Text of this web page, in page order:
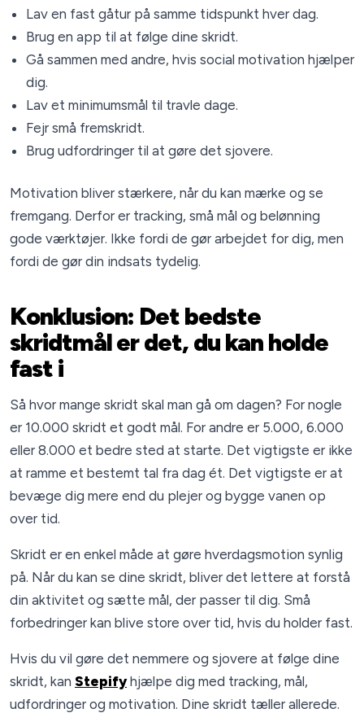
Lav en fast gåtur på samme tidspunkt hver dag.
Brug en app til at følge dine skridt.
Gå sammen med andre, hvis social motivation hjælper
dig.
Lav et minimumsmål til travle dage.
Fejr små fremskridt.
Brug udfordringer til at gøre det sjovere.
Motivation bliver stærkere, når du kan mærke og se
fremgang. Derfor er tracking, små mål og belønning
gode værktøjer. Ikke fordi de gør arbejdet for dig, men
fordi de gør din indsats tydelig.
Konklusion: Det bedste
skridtmål er det, du kan holde
fast i
Så hvor mange skridt skal man gå om dagen? For nogle
er 10.000 skridt et godt mål. For andre er 5.000, 6.000
eller 8.000 et bedre sted at starte. Det vigtigste er ikke
at ramme et bestemt tal fra dag ét. Det vigtigste er at
bevæge dig mere end du plejer og bygge vanen op
over tid.
Skridt er en enkel måde at gøre hverdagsmotion synlig
på. Når du kan se dine skridt, bliver det lettere at forstå
din aktivitet og sætte mål, der passer til dig. Små
forbedringer kan blive store over tid, hvis du holder fast.
Hvis du vil gøre det nemmere og sjovere at følge dine
skridt, kan Stepifyhjælpe dig med tracking, mål,
udfordringer og motivation. Dine skridt tæller allerede.